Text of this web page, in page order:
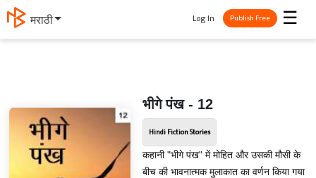
मराठी ☰
Log In Publish Free
भीगे पंख - 12
Hindi Fiction Stories
कहानी "भीगे पंख" में मोहित और उसकी मौसी के
बीच की भावनात्मक मुलाकात का वर्णन किया गया